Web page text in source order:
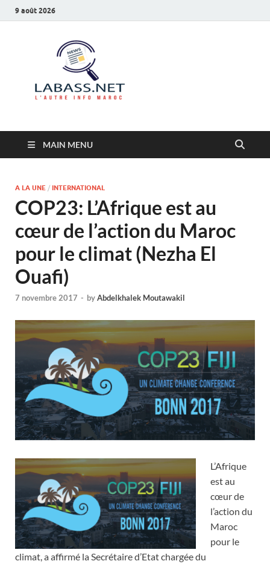
9 août 2026
MAIN MENU
A LA UNE / INTERNATIONAL
COP23: L’Afrique est au
cœur de l’action du Maroc
pour le climat (Nezha El
Ouafi)
7 novembre 2017 - byAbdelkhalek Moutawakil
L’Afrique
est au
cœur de
l’action du
Maroc
pour le
climat, a affirmé la Secrétaire d’Etat chargée du